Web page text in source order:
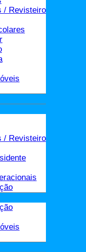
/ Revisteiro
/ Revisteiro
acertar na escolha
cada atividade é
e [...]
com móveis para o